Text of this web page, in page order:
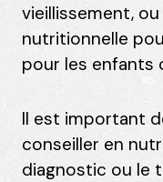
vieillissement,
nutritionnelle
pour les enfants
Il est important
conseiller en
diagnostic ou le